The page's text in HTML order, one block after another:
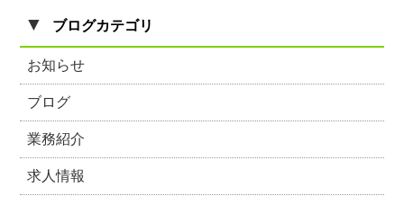
▼ ブログカテゴリ
お知らせ
ブログ
業務紹介
求人情報